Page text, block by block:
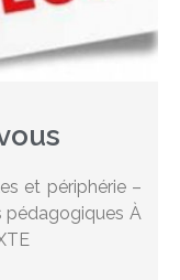
et périphérie –
pédagogiques À